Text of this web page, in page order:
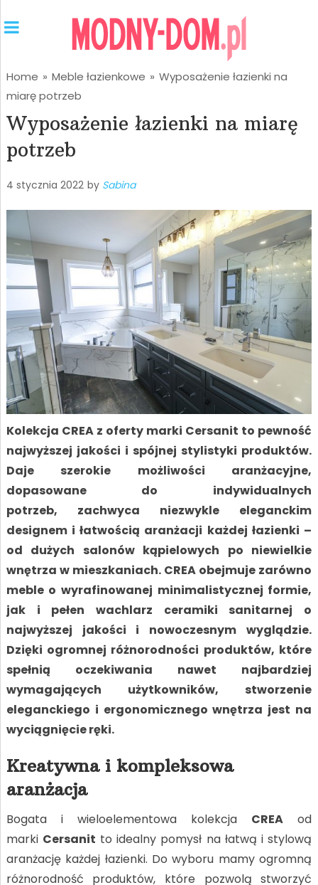
Home » Meble łazienkowe » Wyposażenie łazienki na
miarę potrzeb
Wyposażenie łazienki na miarę
potrzeb
4 stycznia 2022 by Sabina
Kolekcja CREA z oferty marki Cersanit to pewność
najwyższej jakości i spójnej stylistyki produktów.
Daje szerokie możliwości aranżacyjne,
dopasowane do indywidualnych
potrzeb, zachwyca niezwykle eleganckim
designem i łatwością aranżacji każdej łazienki –
od dużych salonów kąpielowych po niewielkie
wnętrza w mieszkaniach. CREA obejmuje zarówno
meble o wyrafinowanej minimalistycznej formie,
jak i pełen wachlarz ceramiki sanitarnej o
najwyższej jakości i nowoczesnym wyglądzie.
Dzięki ogromnej różnorodności produktów, które
spełnią oczekiwania nawet najbardziej
wymagających użytkowników, stworzenie
eleganckiego i ergonomicznego wnętrza jest na
wyciągnięcie ręki.
Kreatywna i kompleksowa
aranżacja
Bogata i wieloelementowa kolekcja CREA od
marki Cersanit to idealny pomysł na łatwą i stylową
aranżację każdej łazienki. Do wyboru mamy ogromną
różnorodność produktów, które pozwolą stworzyć